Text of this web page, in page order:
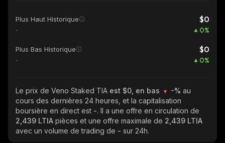
Plus Haut Historique $0
- 0%
Plus Bas Historique $0
- 0%
Le prix de Veno Staked TIA est $0, en bas -% au
cours des dernières 24 heures, et la capitalisation
boursière en direct est -. Il a une offre en circulation de
2,439 LTIA pièces et une offre maximale de 2,439 LTIA
avec un volume de trading de - sur 24h.